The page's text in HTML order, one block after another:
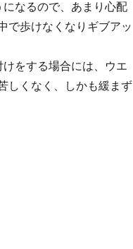
なるので、あまり心配
で歩けなくなりギブアッ
をする場合には、ウエ
しくなく、しかも緩まず